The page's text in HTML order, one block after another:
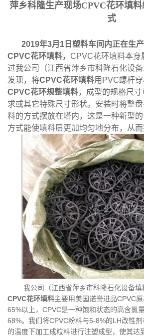
司
动
态
产
展
厅
证
书
荣
誉
联
萍乡科隆生产现场CPVC花环填
式
2019年3月 1 日塑料车间内正在生产
CPVC花环填料， CPVC花环填料本身
过我公司（江西省萍乡市科隆石化设
发现，将CPVC花环填料用 PVC螺杆
CPVC花环规整填料，成型的规格尺
求或其它特殊尺寸形状。安装时将整
料的方式摆放在塔内，这是一种新型
方式能使填料层更加均匀地分布，从而
我公司（江西省萍乡市科隆石化设备
CPVC花环填料主要用美国诺誉进品CPVC
65%以上， CPVC是一种饱和状态的高含氯
68%。我们将CPVC粉料与5-8%的LH改性
的温度下加工成粒料进行注塑成型，使其达